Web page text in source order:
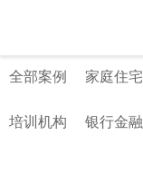
全部案例 家庭住宅
培训机构 银行金融